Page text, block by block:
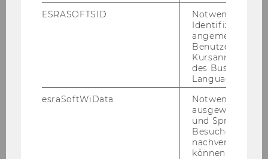
WU Magazin 03/2022
ESRASOFTSID
Notwendig zur
Identifizierung
angemeldeten
Benutzers im
des Business
Language
esraSoftWiData
Notwendig um
ausgewählte
und
Besuchers
nachverfolgen
können.